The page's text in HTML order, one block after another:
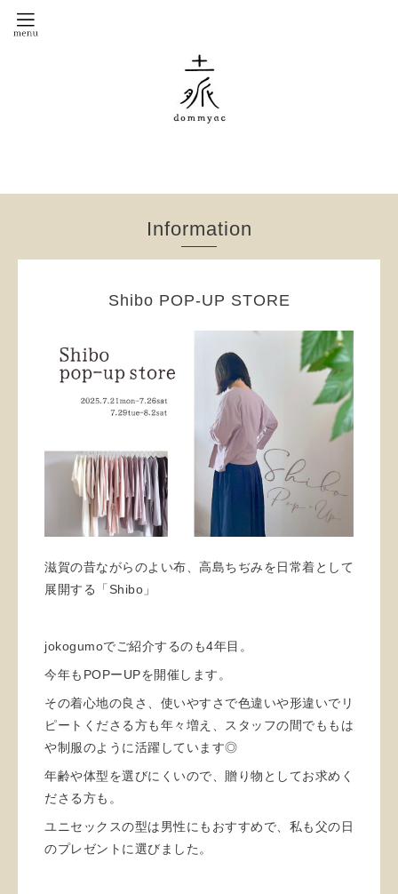
Information
Shibo POP-UP STORE
滋賀の昔ながらのよい布、高島ちぢみを日常着として
展開する「Shibo」
jokogumoでご紹介するのも4年目。
今年もPOPーUPを開催します。
その着心地の良さ、使いやすさで色違いや形違いでリ
ピートくださる方も年々増え、スタッフの間でももは
や制服のように活躍しています◎
年齢や体型を選びにくいので、贈り物としてお求めく
ださる方も。
ユニセックスの型は男性にもおすすめで、私も父の日
のプレゼントに選びました。